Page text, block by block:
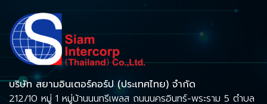
บริษัท สยามอินเตอร์คอร์ป (ประเทศไทย) จำกัด
212/10 หมู่ 1 หมู่บ้านนนทรีเพลส ถนนนครอินทร์-พระราม 5 ตำบล